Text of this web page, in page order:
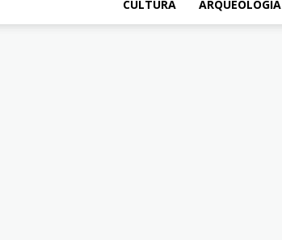
CULTURA ARQUEOLOGÍA